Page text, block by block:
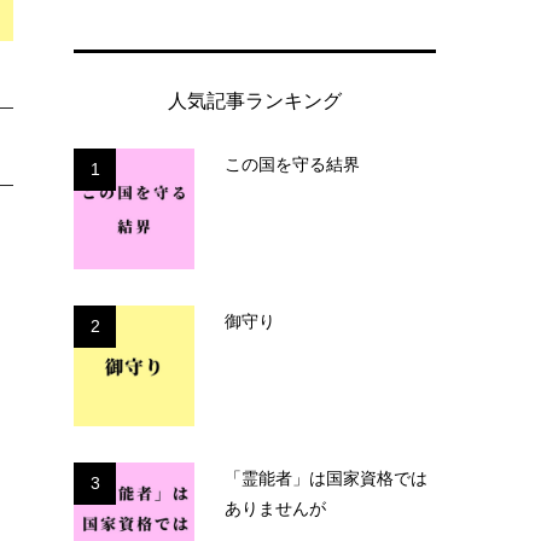
人気記事ランキング
1 この国を守る結界
2 御守り
3
「霊能者」は国家資格では
ありませんが